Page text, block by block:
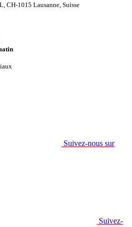
CH-1015 Lausanne, Suisse
Suivez-nous sur
Suivez-